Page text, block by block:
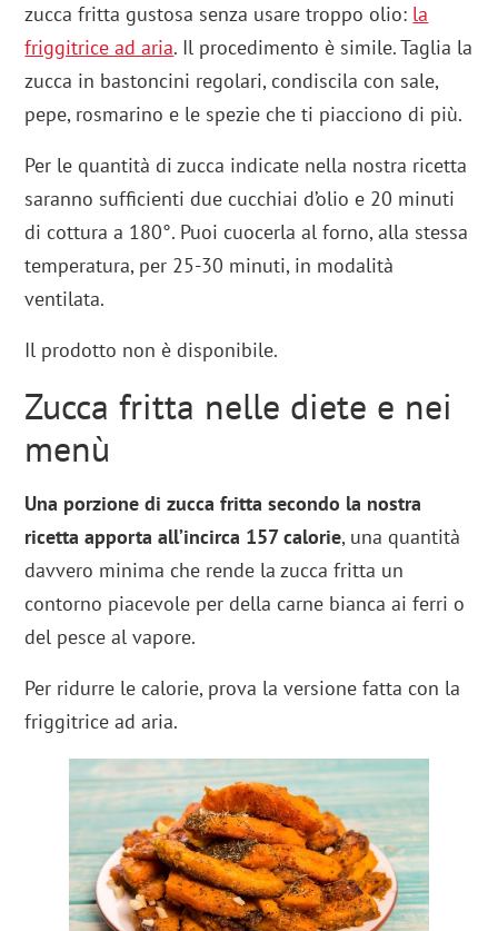
zucca fritta gustosa senza usare troppo olio: la
friggitrice ad aria. Il procedimento è simile. Taglia la
zucca in bastoncini regolari, condiscila con sale,
pepe, rosmarino e le spezie che ti piacciono di più.
Per le quantità di zucca indicate nella nostra ricetta
saranno sufficienti due cucchiai d’olio e 20 minuti
di cottura a 180°. Puoi cuocerla al forno, alla stessa
temperatura, per 25-30 minuti, in modalità
ventilata.
Il prodotto non è disponibile.
Zucca fritta nelle diete e nei
menù
Una porzione di zucca fritta secondo la nostra
ricetta apporta all’incirca 157 calorie, una quantità
davvero minima che rende la zucca fritta un
contorno piacevole per della carne bianca ai ferri o
del pesce al vapore.
Per ridurre le calorie, prova la versione fatta con la
friggitrice ad aria.